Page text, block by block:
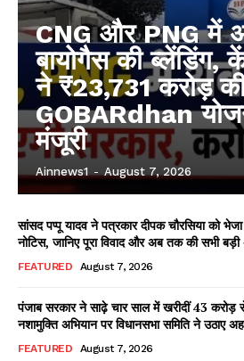
CNG और PNG में
बायोगैस की ब्लेंडिंग,
ने ₹23,731 करोड़
GOBARdhan
मंजूरी
Ainnews1 - August 7, 2026
सांसद पप्पू यादव ने पत्रकार दीपक चौरसिया को
नोटिस, जानिए पूरा विवाद और अब तक की सभी
FEATURED August 7, 2026
पंजाब सरकार ने साढ़े चार साल में खरीदीं 43 करोड़
नशामुक्ति अभियान पर विधानसभा समिति ने उठाए
FEATURED August 7, 2026